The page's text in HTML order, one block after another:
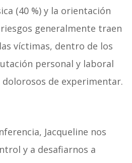
(40 %) y la orientación
riesgos generalmente traen
víctimas, dentro de los
personal y laboral
de experimentar.
Jacqueline nos
y a desafiarnos a